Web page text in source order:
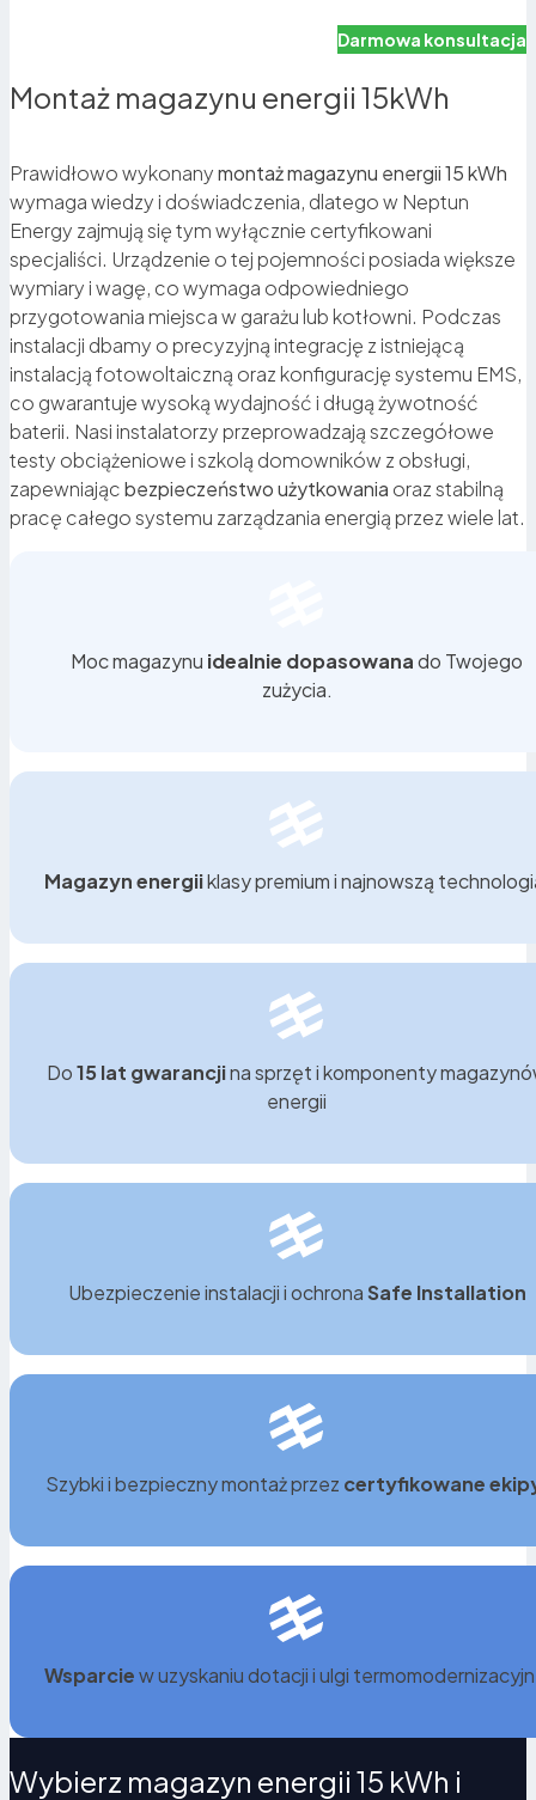
Zabezpieczenie na wypadek awarii prądu
przypadku przerwy w dostawie energii automatycznie
zasila najważniejsze urządzenia – ogrzewanie,
lodówkę, oświetlenie czy elektronikę. To realne
Optymalne wykorzystanie taryf i programów
dotacji
tańszych godzinach nocnych (np. w taryfie G12) i
Darmowa konsultacja
Montaż magazynu energii 15kWh
Prawidłowo wykonanymontaż magazynu energii 15 kWh
wymaga wiedzy i doświadczenia, dlatego w Neptun
Energy zajmują się tym wyłącznie certyfikowani
specjaliści. Urządzenie o tej pojemności posiada większe
wymiary i wagę, co wymaga odpowiedniego
przygotowania miejsca w garażu lub kotłowni. Podczas
instalacji dbamy o precyzyjną integrację z istniejącą
instalacją fotowoltaiczną oraz konfigurację systemu EMS,
co gwarantuje wysoką wydajność i długą żywotność
baterii. Nasi instalatorzy przeprowadzają szczegółowe
testy obciążeniowe i szkolą domowników z obsługi,
zapewniającbezpieczeństwo użytkowania oraz stabilną
pracę całego systemu zarządzania energią przez wiele lat.
Moc magazynu idealnie dopasowanado Twojego
zużycia.
Magazyn energiiklasy premium i najnowszą
Do15 lat gwarancjina sprzęt i komponenty
energii
Ubezpieczenie instalacji i ochronaSafe Installation
Szybki i bezpieczny montaż przez certyfikowane
Wsparciew uzyskaniu dotacji i ulgi
Wybierz magazyn energii 15 kWh i